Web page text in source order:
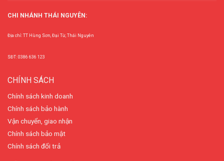
CHI NHÁNH THÁI NGUYÊN:
Địa chỉ: TT Hùng Sơn, Đại Từ, Thái Nguyên
SĐT: 0386 636 123
CHÍNH SÁCH
Chính sách kinh doanh
Chính sách bảo hành
Vận chuyển, giao nhận
Chính sách bảo mật
Chính sách đổi trả